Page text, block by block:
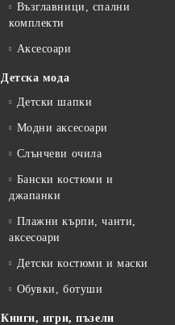
Възглавници, спални
комплекти
Аксесоари
Детска мода
Детски шапки
Модни аксесоари
Слънчеви очила
Бански костюми и
джапанки
Плажни кърпи, чанти,
аксесоари
Детски костюми и маски
Обувки, ботуши
Книги, игри, пъзели